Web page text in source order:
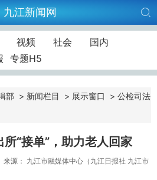
九江新闻网
视频 社会
国内
专题H5
部 > 新闻栏目 > 展示窗口 > 公检司法
“接单”，助力老人回家
来源： 九江市融媒体中心（九江日报社 九江市